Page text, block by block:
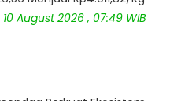
10 August 2026 , 07:49 WIB